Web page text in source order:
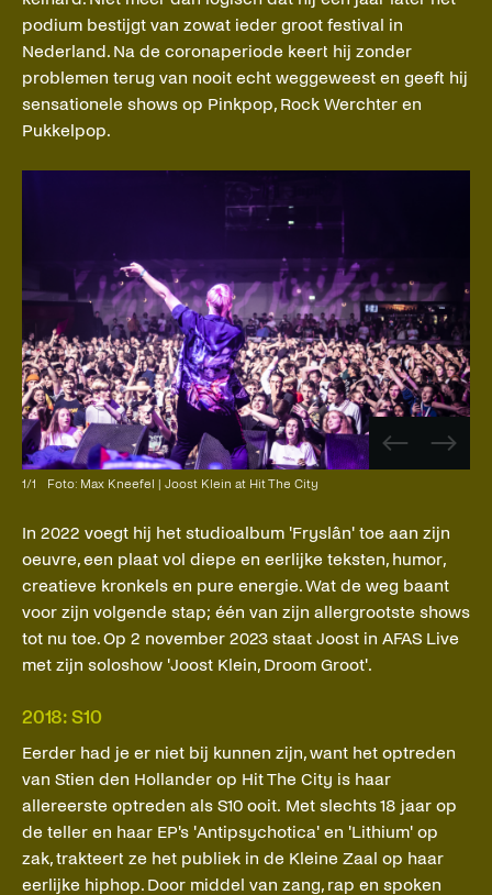
podium bestijgt van zowat ieder groot festival in
Nederland. Na de coronaperiode keert hij zonder
problemen terug van nooit echt weggeweest en geeft hij
sensationele shows op Pinkpop, Rock Werchter en
Pukkelpop.
Vorige
afbeelding
1/1 Foto: Max Kneefel | Joost Klein at Hit The City
In 2022 voegt hij het studioalbum 'Fryslân' toe aan zijn
oeuvre, een plaat vol diepe en eerlijke teksten, humor,
creatieve kronkels en pure energie. Wat de weg baant
voor zijn volgende stap; één van zijn allergrootste shows
tot nu toe. Op 2 november 2023 staat Joost in AFAS Live
met zijn soloshow 'Joost Klein, Droom Groot'.
2018: S10
Eerder had je er niet bij kunnen zijn, want het optreden
van Stien den Hollander op Hit The City is haar
allereerste optreden als S10 ooit. Met slechts 18 jaar op
de teller en haar EP's 'Antipsychotica' en 'Lithium' op
zak, trakteert ze het publiek in de Kleine Zaal op haar
eerlijke hiphop. Door middel van zang, rap en spoken